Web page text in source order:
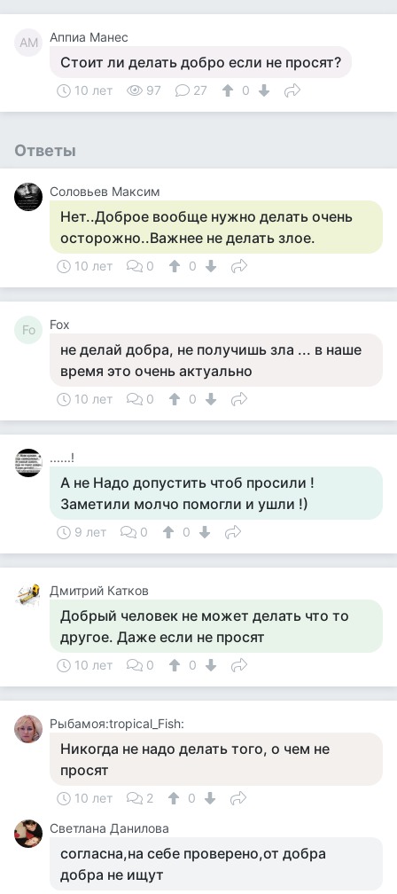
АМ Аппиа Манес
Стоит ли делать добро если не просят?
10 лет 97 27 0
Ответы
Соловьев Максим
Нет..Доброе вообще нужно делать очень
осторожно..Важнее не делать злое.
10 лет 0 0
Fo Fox
не делай добра, не получишь зла ... в наше
время это очень актуально
10 лет 0 0
......!
А не Надо допустить чтоб просили !
Заметили молчо помогли и ушли !)
9 лет 0 0
Дмитрий Катков
Добрый человек не может делать что то
другое. Даже если не просят
10 лет 0 0
Рыбамоя:tropical_Fish:
Никогда не надо делать того, о чем не
просят
10 лет 2
0
Светлана Данилова
согласна,на себе проверено,от добра
добра не ищут